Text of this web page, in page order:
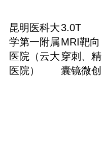
昆明医科大
学第一附属
医院（云大
医院）
3.0T
MRI靶向
穿刺、精
囊镜微创